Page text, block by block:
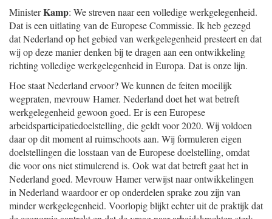
MinisterKamp: We streven naar een volledige werkgelegenheid.
Dat is een uitlating van de Europese Commissie. Ik heb gezegd
dat Nederland op het gebied van werkgelegenheid presteert en dat
wij op deze manier denken bij te dragen aan een ontwikkeling
richting volledige werkgelegenheid in Europa. Dat is onze lijn.
Hoe staat Nederland ervoor? We kunnen de feiten moeilijk
wegpraten, mevrouw Hamer. Nederland doet het wat betreft
werkgelegenheid gewoon goed. Er is een Europese
arbeidsparticipatiedoelstelling, die geldt voor 2020. Wij voldoen
daar op dit moment al ruimschoots aan. Wij formuleren eigen
doelstellingen die losstaan van de Europese doelstelling, omdat
die voor ons niet stimulerend is. Ook wat dat betreft gaat het in
Nederland goed. Mevrouw Hamer verwijst naar ontwikkelingen
in Nederland waardoor er op onderdelen sprake zou zijn van
minder werkgelegenheid. Voorlopig blijkt echter uit de praktijk dat